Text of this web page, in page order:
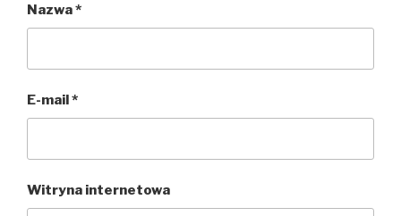
Nazwa*
E-mail*
Witryna internetowa